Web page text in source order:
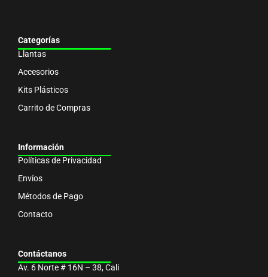
Categorías
Llantas
Accesorios
Kits Plásticos
Carrito de Compras
Información
Políticas de Privacidad
Envíos
Métodos de Pago
Contacto
Contáctanos
Av. 6 Norte # 16N – 38, Cali